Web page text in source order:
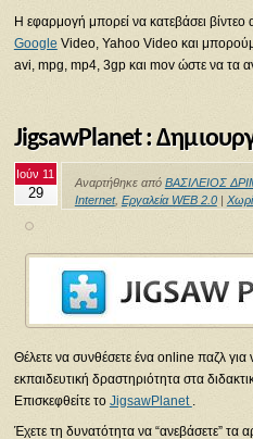
Η εφαρμογή μπορεί να κατεβάσει
GoogleVideo, Yahoo Video και
avi, mpg, mp4, 3gp και mov ώστε να τα
JigsawPlanet :
Ιούν 11
29
Αναρτήθηκε από ΒΑΣΙΛΕΙΟΣ
Internet, Εργαλεία WEB 2.0|
Θέλετε να συνθέσετε ένα online παζλ για
εκπαιδευτική δραστηριότητα στα
Επισκεφθείτε το JigsawPlanet .
Έχετε τη δυνατότητα να “ανεβάσετε” τα